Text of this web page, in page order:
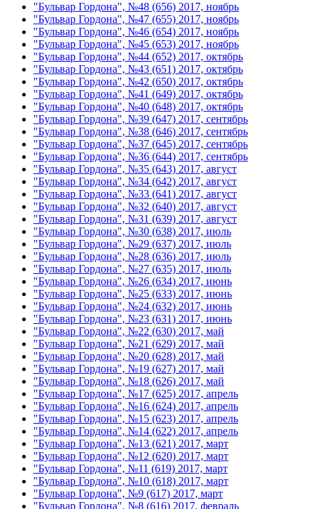
"Бульвар Гордона", №48 (656) 2017, ноябрь
"Бульвар Гордона", №47 (655) 2017, ноябрь
"Бульвар Гордона", №46 (654) 2017, ноябрь
"Бульвар Гордона", №45 (653) 2017, ноябрь
"Бульвар Гордона", №44 (652) 2017, октябрь
"Бульвар Гордона", №43 (651) 2017, октябрь
"Бульвар Гордона", №42 (650) 2017, октябрь
"Бульвар Гордона", №41 (649) 2017, октябрь
"Бульвар Гордона", №40 (648) 2017, октябрь
"Бульвар Гордона", №39 (647) 2017, сентябрь
"Бульвар Гордона", №38 (646) 2017, сентябрь
"Бульвар Гордона", №37 (645) 2017, сентябрь
"Бульвар Гордона", №36 (644) 2017, сентябрь
"Бульвар Гордона", №35 (643) 2017, август
"Бульвар Гордона", №34 (642) 2017, август
"Бульвар Гордона", №33 (641) 2017, август
"Бульвар Гордона", №32 (640) 2017, август
"Бульвар Гордона", №31 (639) 2017, август
"Бульвар Гордона", №30 (638) 2017, июль
"Бульвар Гордона", №29 (637) 2017, июль
"Бульвар Гордона", №28 (636) 2017, июль
"Бульвар Гордона", №27 (635) 2017, июль
"Бульвар Гордона", №26 (634) 2017, июнь
"Бульвар Гордона", №25 (633) 2017, июнь
"Бульвар Гордона", №24 (632) 2017, июнь
"Бульвар Гордона", №23 (631) 2017, июнь
"Бульвар Гордона", №22 (630) 2017, май
"Бульвар Гордона", №21 (629) 2017, май
"Бульвар Гордона", №20 (628) 2017, май
"Бульвар Гордона", №19 (627) 2017, май
"Бульвар Гордона", №18 (626) 2017, май
"Бульвар Гордона", №17 (625) 2017, апрель
"Бульвар Гордона", №16 (624) 2017, апрель
"Бульвар Гордона", №15 (623) 2017, апрель
"Бульвар Гордона", №14 (622) 2017, апрель
"Бульвар Гордона", №13 (621) 2017, март
"Бульвар Гордона", №12 (620) 2017, март
"Бульвар Гордона", №11 (619) 2017, март
"Бульвар Гордона", №10 (618) 2017, март
"Бульвар Гордона", №9 (617) 2017, март
"Бульвар Гордона", №8 (616) 2017, февраль